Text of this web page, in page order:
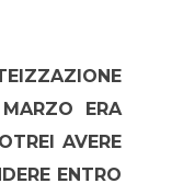
ERA
AVERE
ENTRO